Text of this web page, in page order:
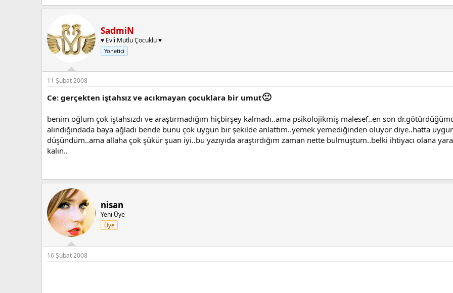
SadmiN
♥ Evli Mutlu Çocuklu ♥
Yönetici
11 Şubat 2008
Ce: gerçekten iştahsız ve acıkmayan çocuklara bir umut🙁
benim oğlum çok iştahsızdı ve araştırmadığım hiçbirşey kalmadı..ama psikolojikmiş malesef..en son
alındığındada baya ağladı bende bunu çok uygun bir şekilde anlattım..yemek yemediğinden oluyor diye..hatta
düşündüm..ama allaha çok şükür şuan iyi..bu yazıyıda araştırdığım zaman nette bulmuştum..belki ihtiyacı olana
kalın..
nisan
Yeni Üye
Üye
16 Şubat 2008